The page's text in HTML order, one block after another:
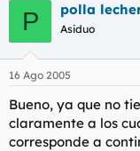
P polla
Asiduo
16 Ago 2005
Bueno, ya que no
claramente a los
corresponde a